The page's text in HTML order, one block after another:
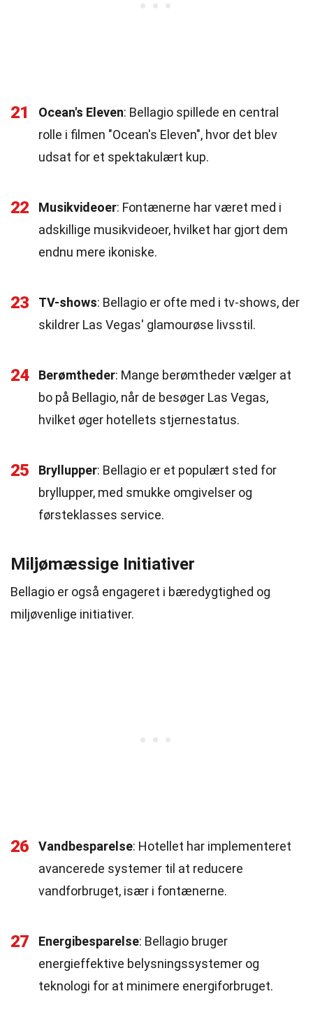
21 Ocean's Eleven: Bellagio spillede en central
rolle i filmen "Ocean's Eleven", hvor det blev
udsat for et spektakulært kup.
22 Musikvideoer: Fontænerne har været med i
adskillige musikvideoer, hvilket har gjort dem
endnu mere ikoniske.
23 TV-shows: Bellagio er ofte med i tv-shows, der
skildrer Las Vegas' glamourøse livsstil.
24 Berømtheder: Mange berømtheder vælger at
bo på Bellagio, når de besøger Las Vegas,
hvilket øger hotellets stjernestatus.
25 Bryllupper: Bellagio er et populært sted for
bryllupper, med smukke omgivelser og
førsteklasses service.
Miljømæssige Initiativer
Bellagio er også engageret i bæredygtighed og
miljøvenlige initiativer.
26 Vandbesparelse: Hotellet har implementeret
avancerede systemer til at reducere
vandforbruget, især i fontænerne.
27 Energibesparelse: Bellagio bruger
energieffektive belysningssystemer og
teknologi for at minimere energiforbruget.